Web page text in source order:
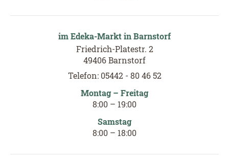
im Edeka-Markt in Barnstorf
Friedrich-Platestr. 2
49406 Barnstorf
Telefon: 05442 - 80 46 52
Montag – Freitag
8:00 – 19:00
Samstag
8:00 – 18:00